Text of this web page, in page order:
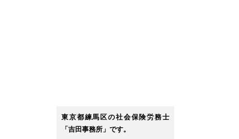
東京都練馬区の社会保険労務士
「吉田事務所」です。